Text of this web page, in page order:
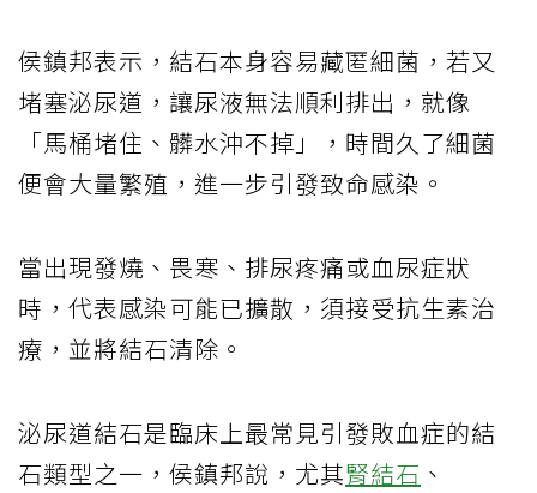
侯鎮邦表示，結石本身容易藏匿細菌，若又
堵塞泌尿道，讓尿液無法順利排出，就像
「馬桶堵住、髒水沖不掉」，時間久了細菌
便會大量繁殖，進一步引發致命感染。
當出現發燒、畏寒、排尿疼痛或血尿症狀
時，代表感染可能已擴散，須接受抗生素治
療，並將結石清除。
泌尿道結石是臨床上最常見引發敗血症的結
石類型之一，侯鎮邦說，尤其腎結石 、